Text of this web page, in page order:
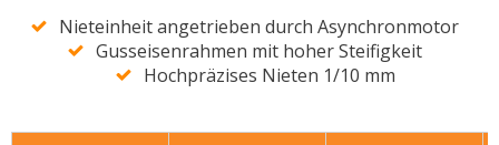
Nieteinheit angetrieben durch Asynchronmotor
Gusseisenrahmen mit hoher Steifigkeit
Hochpräzises Nieten 1/10 mm